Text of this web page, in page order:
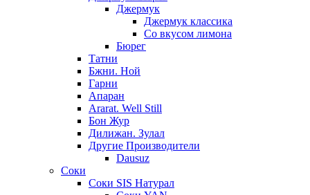
Джермук
Джермук классика
Со вкусом лимона
Бюрег
Татни
Бжни. Ной
Гарни
Апаран
Ararat. Well Still
Бон Жур
Дилижан. Зулал
Другие Производители
Dausuz
Соки
Соки SIS Натурал